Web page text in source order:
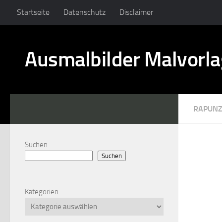
Startseite Datenschutz Disclaimer
Ausmalbilder
Suchen
Suchen
Kategorien